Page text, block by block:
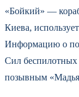
«Бойкий» —
Киева,
Информацию о
Сил
позывным